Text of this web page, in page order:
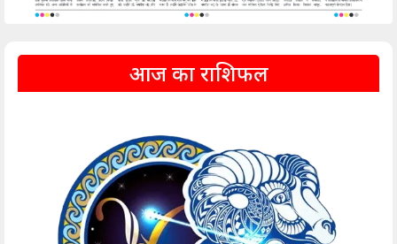
आज का राशिफल